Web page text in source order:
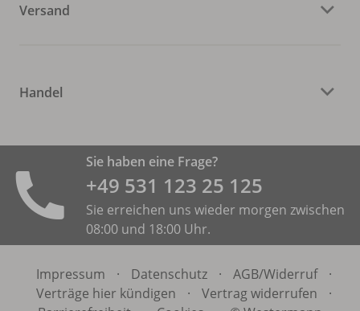
Versand
Handel
Sie haben eine Frage?
+49 531 ­123 25 125
Sie erreichen uns wieder morgen zwischen
08:00 und 18:00 Uhr.
Impressum · Datenschutz · AGB/Widerruf
·
Verträge hier kündigen
· Vertrag widerrufen
·